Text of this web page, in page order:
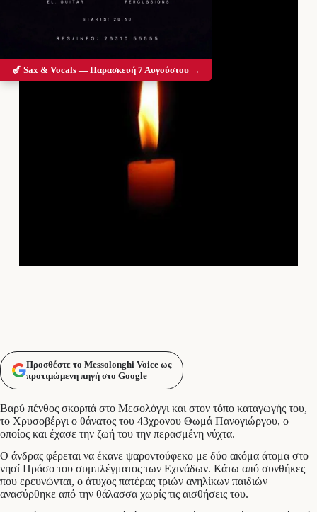
Προσθέστε το Messolonghi Voice ως
προτιμώμενη πηγή στο Google
Βαρύ πένθος σκορπά στο Μεσολόγγι και στον τόπο καταγωγής του,
το Χρυσοβέργι ο θάνατος του 43χρονου Θωμά Πανογιώργου, ο
οποίος και έχασε την ζωή του την περασμένη νύχτα.
Ο άνδρας φέρεται να έκανε ψαροντούφεκο με δύο ακόμα άτομα στο
νησί Πράσο του συμπλέγματος των Εχινάδων. Κάτω από συνθήκες
που ερευνώνται, ο άτυχος πατέρας τριών ανηλίκων παιδιών
ανασύρθηκε από την θάλασσα χωρίς τις αισθήσεις του.
🎷 Sax & Vocals — Παρασκευή 7 Αυγούστου →